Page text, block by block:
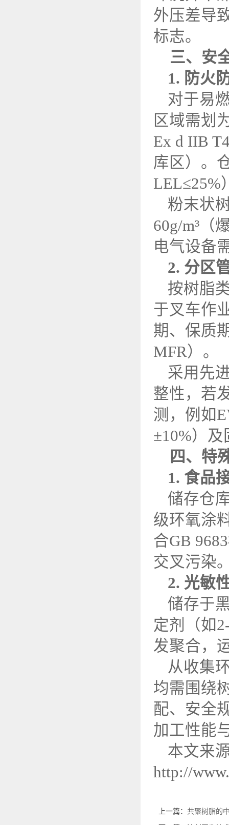
外压差导
标志。
三、安
1. 防火
对于易
区域需划
Ex d IIB
库区）。
LEL≤25%
粉末状
60g/m³（
电气设备
2. 分区
按树脂
于叉车作
期、保质
MFR）。
采用先
整性，若
测，例如
±10%）及
四、特
1. 食品
储存仓
级环氧涂
合GB 9683
交叉污染
2. 光敏
储存于
定剂（如
发聚合，
从收集
均需围绕
配、安全
加工性能
本文来
http://
上一篇： 共聚树脂的